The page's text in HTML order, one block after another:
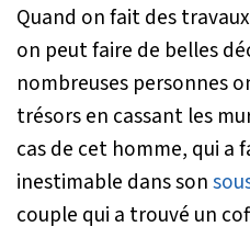
Quand on fait des
on peut faire de belles
nombreuses personnes
trésors en cassant les
cas de cet homme, qui a
inestimable dans son
couple qui a trouvé un